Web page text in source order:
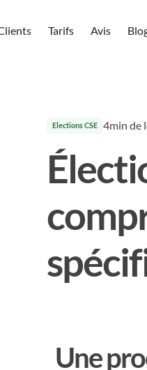
Tarifs Avis
Elections CSE 4min de
Une